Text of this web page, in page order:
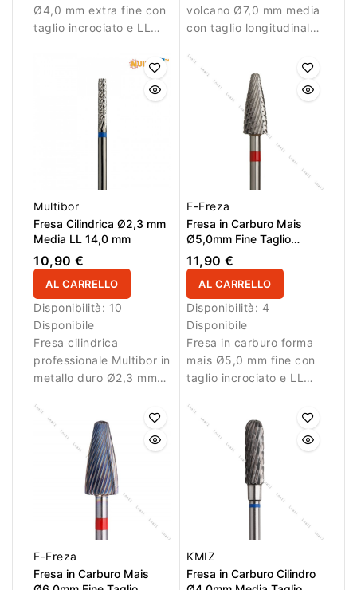
Ø4,0 mm extra fine con
taglio incrociato e LL
lavori di dettaglio.
volcano Ø7,0 mm media
con taglio longitudinale
per lavorazioni
controllate.
Multibor
Fresa Cilindrica Ø2,3 mm
Media LL 14,0 mm
10,90 €
AL CARRELLO
Disponibilità: 10
Disponibile
Fresa cilindrica
professionale Multibor in
metallo duro Ø2,3 mm
medio e LL 14,0 mm per
correzione e
livellamento.
F-Freza
Fresa in Carburo Mais
Ø5,0mm Fine Taglio
Incrociato LL 13,0mm
11,90 €
AL CARRELLO
Disponibilità: 4
Disponibile
Fresa in carburo forma
mais Ø5,0 mm fine con
taglio incrociato e LL
lavori di rifinitura.
F-Freza
Fresa in Carburo Mais
KMIZ
Fresa in Carburo Cilindro